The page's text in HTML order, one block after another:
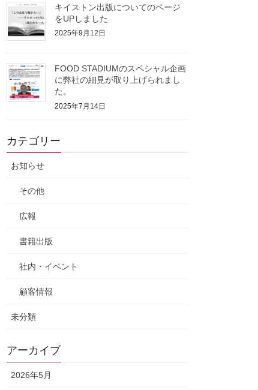
キイストン出版についてのページ
をUPしました
2025年9月12日
FOOD STADIUMのスペシャル企画
に弊社の細見が取り上げられまし
た。
2025年7月14日
カテゴリー
お知らせ
その他
広報
書籍出版
社内・イベント
顧客情報
未分類
アーカイブ
2026年5月